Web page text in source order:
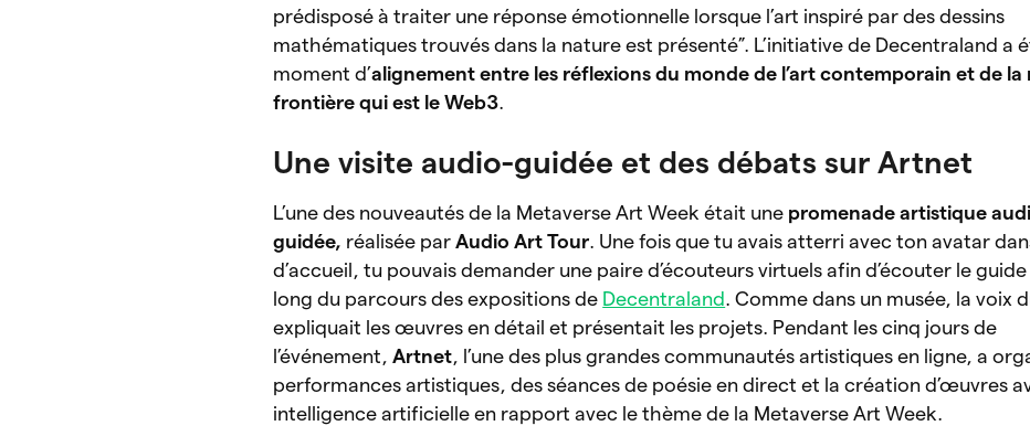
prédisposé à traiter une réponse émotionnelle lorsque l’art inspiré par des dessins
mathématiques trouvés dans la nature est présenté”. L’initiative de Decentraland a
moment d’alignement entre les réflexions du monde de l’art contemporain et de la
frontière qui est le Web3.
Une visite audio-guidée et des débats sur Artnet
L’une des nouveautés de la Metaverse Art Week était une promenade artistique
guidée, réalisée parAudio Art Tour. Une fois que tu avais atterri avec ton avatar
d’accueil, tu pouvais demander une paire d’écouteurs virtuels afin d’écouter le
long du parcours des expositions de Decentraland. Comme dans un musée, la voix
expliquait les œuvres en détail et présentait les projets. Pendant les cinq jours de
l’événement,Artnet, l’une des plus grandes communautés artistiques en ligne, a
performances artistiques, des séances de poésie en direct et la création d’œuvres
intelligence artificielle en rapport avec le thème de la Metaverse Art Week.